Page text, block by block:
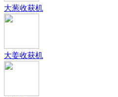
大葱收获机
大姜收获机